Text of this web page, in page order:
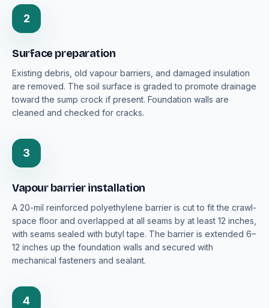
2
Surface preparation
Existing debris, old vapour barriers, and damaged insulation
are removed. The soil surface is graded to promote drainage
toward the sump crock if present. Foundation walls are
cleaned and checked for cracks.
3
Vapour barrier installation
A 20-mil reinforced polyethylene barrier is cut to fit the crawl-
space floor and overlapped at all seams by at least 12 inches,
with seams sealed with butyl tape. The barrier is extended 6–
12 inches up the foundation walls and secured with
mechanical fasteners and sealant.
4